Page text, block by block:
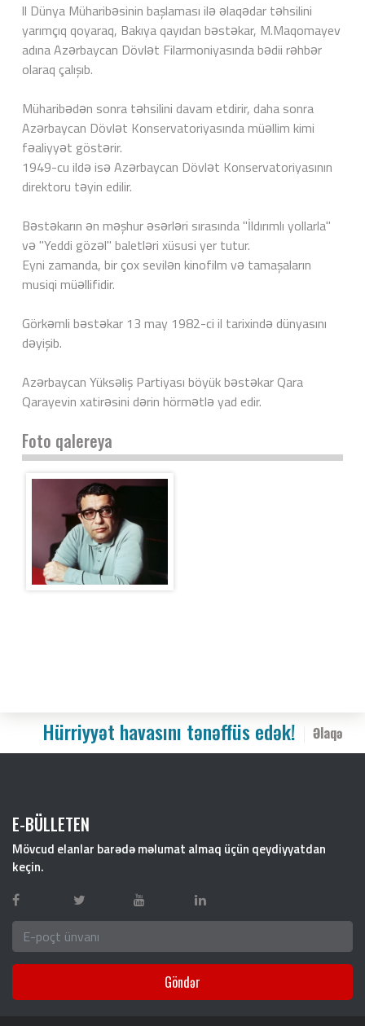
ll Dünya Müharibəsinin başlaması ilə əlaqədar təhsilini
yarımçıq qoyaraq, Bakıya qayıdan bəstəkar, M.Maqomayev
adına Azərbaycan Dövlət Filarmoniyasında bədii rəhbər
olaraq çalışıb.
Müharibədən sonra təhsilini davam etdirir, daha sonra
Azərbaycan Dövlət Konservatoriyasında müəllim kimi
fəaliyyət göstərir.
1949-cu ildə isə Azərbaycan Dövlət Konservatoriyasının
direktoru təyin edilir.
Bəstəkarın ən məşhur əsərləri sırasında "İldırımlı yollarla"
və "Yeddi gözəl" baletləri xüsusi yer tutur.
Eyni zamanda, bir çox sevilən kinofilm və tamaşaların
musiqi müəllifidir.
Görkəmli bəstəkar 13 may 1982-ci il tarixində dünyasını
dəyişib.
Azərbaycan Yüksəliş Partiyası böyük bəstəkar Qara
Qarayevin xatirəsini dərin hörmətlə yad edir.
Foto qalereya
Hürriyyət havasını tənəffüs edək! Əlaqə
E-BÜLLETEN
Mövcud elanlar barədə məlumat almaq üçün qeydiyyatdan
keçin.
Göndər